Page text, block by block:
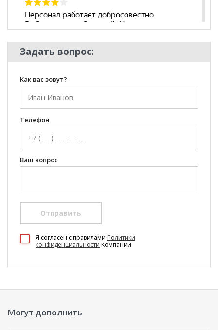
Задать вопрос:
Как вас зовут?
Телефон
Ваш вопрос
Отправить
Я согласен c правилами Политики
конфиденциальности Компании.
Могут дополнить